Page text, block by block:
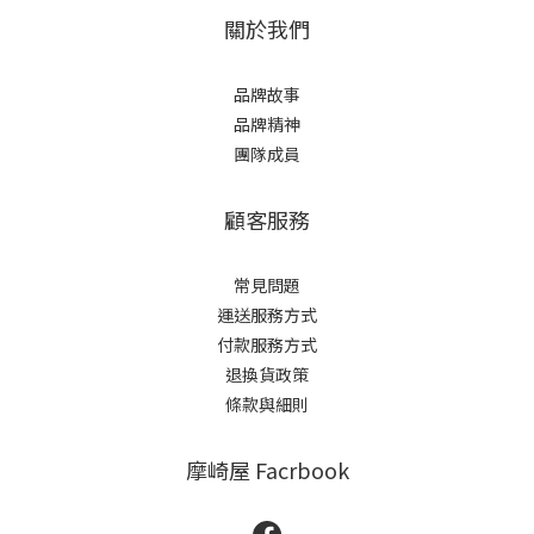
關於我們
品牌故事
品牌精神
團隊成員
顧客服務
常見問題
運送服務方式
付款服務方式
退換貨政策
條款與細則
摩崎屋 Facrbook